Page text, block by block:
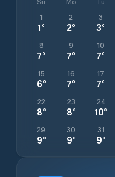
1
1°
2
2°
3
3°
8
7°
9
7°
10
7°
15
6°
16
7°
17
7°
22
8°
23
8°
24
10°
29
9°
30
9°
31
9°